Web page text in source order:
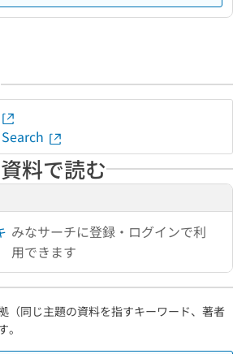
料で読む
みなサーチに登録・ログインで利
用できます
（同じ主題の資料を指すキーワード、著者